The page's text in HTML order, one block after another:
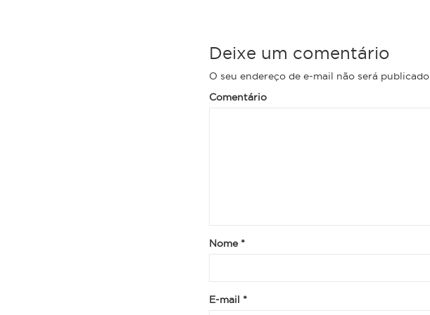
Deixe um comentário
O seu endereço de e-mail não será publicado.
Comentário
Nome *
E-mail *